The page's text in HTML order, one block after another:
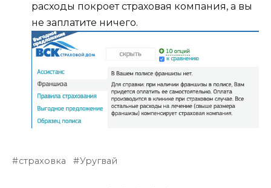
расходы покроет страховая компания, а вы
не заплатите ничего.
страховка Уругвай